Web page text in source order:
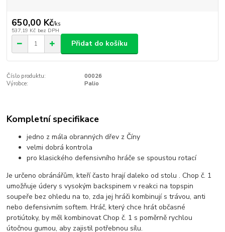
650,00 Kč/ks
537,19 Kč bez DPH
Přidat do košíku
Číslo produktu:
00026
Výrobce:
Palio
Kompletní specifikace
jedno z mála obranných dřev z Číny
velmi dobrá kontrola
pro klasického defensivního hráče se spoustou rotací
Je určeno obránářům, kteří často hrají daleko od stolu . Chop č. 1
umožňuje údery s vysokým backspinem v reakci na topspin
soupeře bez ohledu na to, zda jej hráči kombinují s trávou, anti
nebo defensivním softem. Hráč, který chce hrát občasné
protiútoky, by měl kombinovat Chop č. 1 s poměrně rychlou
útočnou gumou, aby zajistil potřebnou sílu.